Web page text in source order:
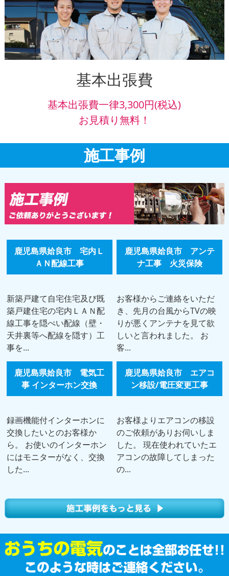
基本出張費
基本出張費一律3,300円(税込)
お見積り無料！
施工事例
鹿児島県姶良市 宅内Ｌ
ＡＮ配線工事
新築戸建て自宅住宅及び既
築戸建住宅の宅内ＬＡＮ配
線工事を隠ぺい配線（壁・
天井裏等へ配線を隠す）工
事を...
鹿児島県姶良市 アンテ
ナ工事 火災保険
お客様からご連絡をいただ
き、先月の台風からTVの映
りが悪くアンテナを見て欲
しいと言われました。 お
客...
鹿児島県姶良市 電気工
事 インターホン交換
録画機能付インターホンに
交換したいとのお客様か
ら。 お使いのインターホン
にはモニターがなく、交換
した...
鹿児島県姶良市 エアコ
ン移設/電圧変更工事
お客様よりエアコンの移設
のご依頼がありお伺いしま
した。 現在使われていたエ
アコンの故障してしまった
の...